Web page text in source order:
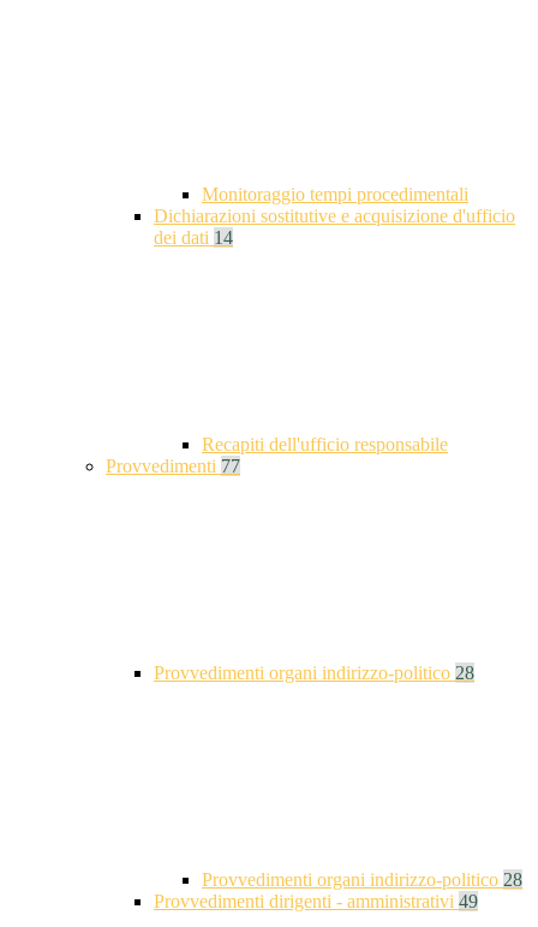
Monitoraggio tempi procedimentali
Dichiarazioni sostitutive e acquisizione d'ufficio
dei dati 14
Recapiti dell'ufficio responsabile
Provvedimenti 77
Provvedimenti organi indirizzo-politico 28
Provvedimenti organi indirizzo-politico 28
Provvedimenti dirigenti - amministrativi 49